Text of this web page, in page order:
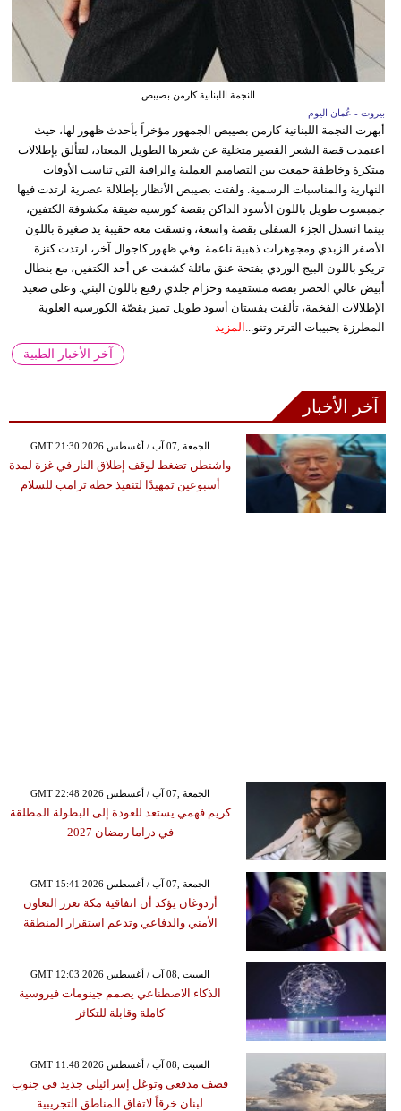
النجمة اللبنانية كارمن بصيبص
بيروت - عُمان اليوم
أبهرت النجمة اللبنانية كارمن بصيبص الجمهور مؤخراً بأحدث ظهور لها، حيث
اعتمدت قصة الشعر القصير متخلية عن شعرها الطويل المعتاد، لتتألق بإطلالات
مبتكرة وخاطفة جمعت بين التصاميم العملية والراقية التي تناسب الأوقات
النهارية والمناسبات الرسمية. ولفتت بصيبص الأنظار بإطلالة عصرية ارتدت فيها
جمبسوت طويل باللون الأسود الداكن بقصة كورسيه ضيقة مكشوفة الكتفين،
بينما انسدل الجزء السفلي بقصة واسعة، ونسقت معه حقيبة يد صغيرة باللون
الأصفر الزبدي ومجوهرات ذهبية ناعمة. وفي ظهور كاجوال آخر، ارتدت كنزة
تريكو باللون البيج الوردي بفتحة عنق مائلة كشفت عن أحد الكتفين، مع بنطال
أبيض عالي الخصر بقصة مستقيمة وحزام جلدي رفيع باللون البني. وعلى صعيد
الإطلالات الفخمة، تألقت بفستان أسود طويل تميز بقصّة الكورسيه العلوية
المطرزة بحبيبات الترتر وتنو...
المزيد
آخر الأخبار الطبية
آخر الأخبار
GMT 21:30 2026 الجمعة ,07 آب / أغسطس
واشنطن تضغط لوقف إطلاق النار في غزة لمدة
أسبوعين تمهيدًا لتنفيذ خطة ترامب للسلام
GMT 22:48 2026 الجمعة ,07 آب / أغسطس
كريم فهمي يستعد للعودة إلى البطولة المطلقة
في دراما رمضان 2027
GMT 15:41 2026 الجمعة ,07 آب / أغسطس
أردوغان يؤكد أن اتفاقية مكة تعزز التعاون
الأمني والدفاعي وتدعم استقرار المنطقة
GMT 12:03 2026 السبت ,08 آب / أغسطس
الذكاء الاصطناعي يصمم جينومات فيروسية
كاملة وقابلة للتكاثر
GMT 11:48 2026 السبت ,08 آب / أغسطس
قصف مدفعي وتوغل إسرائيلي جديد في جنوب
لبنان خرقاً لاتفاق المناطق التجريبية